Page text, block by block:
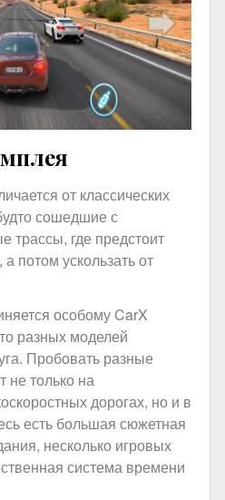
от классических
сошедшие с
трассы, где предстоит
потом ускользать от
особому CarX
разных моделей
Пробовать разные
не только на
дорогах, но и в
есть большая сюжетная
несколько игровых
система времени